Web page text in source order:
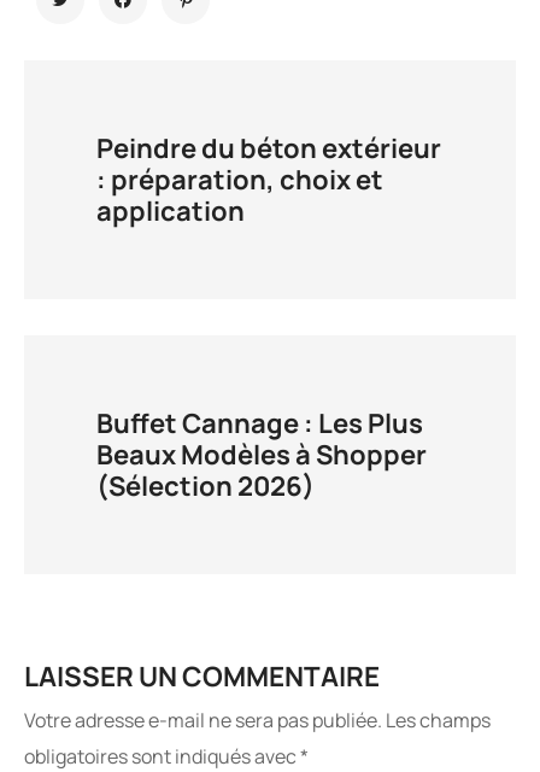
Peindre du béton extérieur
: préparation, choix et
application
Buffet Cannage : Les Plus
Beaux Modèles à Shopper
(Sélection 2026)
LAISSER UN COMMENTAIRE
Votre adresse e-mail ne sera pas publiée. Les champs
obligatoires sont indiqués avec*